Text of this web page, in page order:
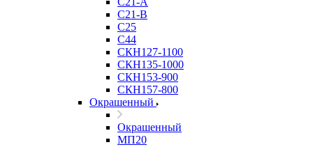
С21-В
С25
С44
СКН127-1100
СКН135-1000
СКН153-900
СКН157-800
Окрашенный
Окрашенный
МП20